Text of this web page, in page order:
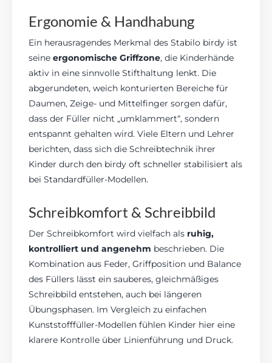
Ergonomie & Handhabung
Ein herausragendes Merkmal des Stabilo birdy ist
seineergonomische Griffzone, die Kinderhände
aktiv in eine sinnvolle Stifthaltung lenkt. Die
abgerundeten, weich konturierten Bereiche für
Daumen, Zeige- und Mittelfinger sorgen dafür,
dass der Füller nicht „umklammert“, sondern
entspannt gehalten wird. Viele Eltern und Lehrer
berichten, dass sich die Schreibtechnik ihrer
Kinder durch den birdy oft schneller stabilisiert als
bei Standardfüller-Modellen.
Schreibkomfort & Schreibbild
Der Schreibkomfort wird vielfach als ruhig,
kontrolliert und angenehm beschrieben. Die
Kombination aus Feder, Griffposition und Balance
des Füllers lässt ein sauberes, gleichmäßiges
Schreibbild entstehen, auch bei längeren
Übungsphasen. Im Vergleich zu einfachen
Kunststofffüller-Modellen fühlen Kinder hier eine
klarere Kontrolle über Linienführung und Druck.